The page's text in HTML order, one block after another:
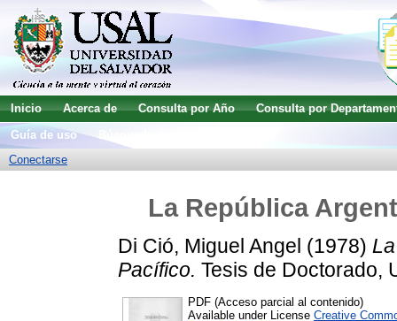
Inicio Acerca de Consulta por Año
Consulta por
Guía de uso
Conectarse
La República
Di Ció, Miguel Angel (1978)
Pacífico. Tesis de Doctorado,
PDF (Acceso parcial al contenido)
Available under License Creative